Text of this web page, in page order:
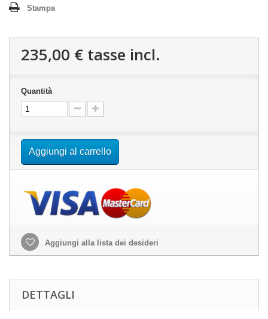
Stampa
235,00 € tasse incl.
Quantità
Aggiungi al carrello
Aggiungi alla lista dei desideri
DETTAGLI